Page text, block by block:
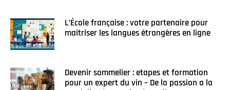
L’École française : votre partenaire pour
maîtriser les langues étrangères en ligne
Devenir sommelier : etapes et formation
pour un expert du vin – De la passion a la